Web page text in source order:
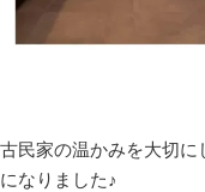
古民家の温かみを大切に
になりました♪